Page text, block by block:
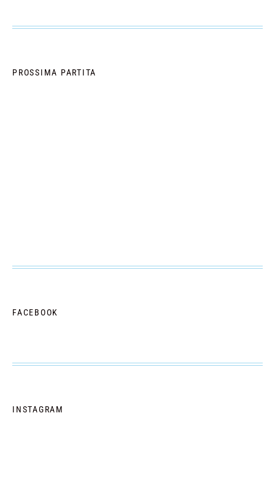
PROSSIMA PARTITA
FACEBOOK
INSTAGRAM